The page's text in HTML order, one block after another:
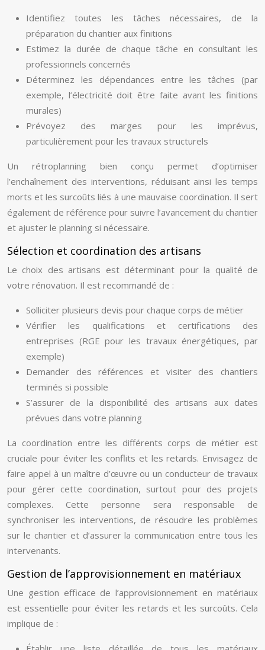
Identifiez toutes les tâches nécessaires, de la
préparation du chantier aux finitions
Estimez la durée de chaque tâche en consultant les
professionnels concernés
Déterminez les dépendances entre les tâches (par
exemple, l’électricité doit être faite avant les finitions
murales)
Prévoyez des marges pour les imprévus,
particulièrement pour les travaux structurels
Un rétroplanning bien conçu permet d’optimiser
l’enchaînement des interventions, réduisant ainsi les temps
morts et les surcoûts liés à une mauvaise coordination. Il sert
également de référence pour suivre l’avancement du chantier
et ajuster le planning si nécessaire.
Sélection et coordination des artisans
Le choix des artisans est déterminant pour la qualité de
votre rénovation. Il est recommandé de :
Solliciter plusieurs devis pour chaque corps de métier
Vérifier les qualifications et certifications des
entreprises (RGE pour les travaux énergétiques, par
exemple)
Demander des références et visiter des chantiers
terminés si possible
S’assurer de la disponibilité des artisans aux dates
prévues dans votre planning
La coordination entre les différents corps de métier est
cruciale pour éviter les conflits et les retards. Envisagez de
faire appel à un maître d’œuvre ou un conducteur de travaux
pour gérer cette coordination, surtout pour des projets
complexes. Cette personne sera responsable de
synchroniser les interventions, de résoudre les problèmes
sur le chantier et d’assurer la communication entre tous les
intervenants.
Gestion de l’approvisionnement en matériaux
Une gestion efficace de l’approvisionnement en matériaux
est essentielle pour éviter les retards et les surcoûts. Cela
implique de :